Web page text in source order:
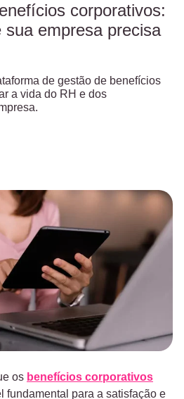
corporativos:
sua empresa precisa
de gestão de benefícios
a vida do RH e dos
os benefícios corporativos
fundamental para a satisfação e